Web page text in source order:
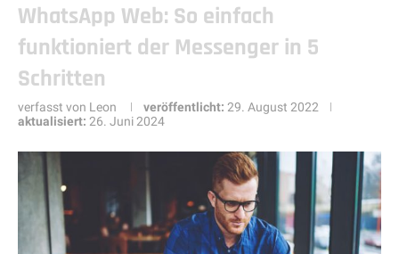
WhatsApp Web: So einfach
funktioniert der Messenger in 5
Schritten
verfasst von Leon veröffentlicht: 29. August 2022
aktualisiert: 26. Juni 2024